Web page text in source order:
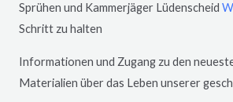
Sprühen und Kammerjäger Lüdenscheid
Schritt zu halten
Informationen und Zugang zu den
Materialien über das Leben unserer